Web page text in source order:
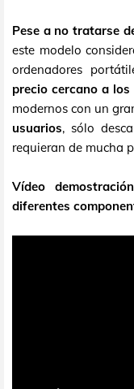
Pese a no tratarse
este modelo
ordenadores
precio cercano a los
modernos con un
usuarios, sólo
requieran de mucha
Vídeo
diferentes